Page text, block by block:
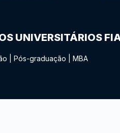
UNIVERSITÁRIOS
Pós-graduação MBA